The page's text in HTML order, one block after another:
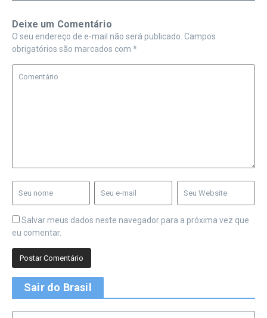
Deixe um Comentário
O seu endereço de e-mail não será publicado. Campos
obrigatórios são marcados com *
Salvar meus dados neste navegador para a próxima vez que
eu comentar.
Sair do Brasil